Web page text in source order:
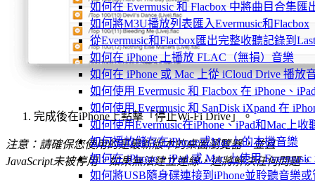
如何在 Evermusic 和 Flacbox 中將曲目合集
如何將M3U播放列表匯入Evermusic和Flacbox
從Evermusic和Flacbox匯出完整收聽記錄到
如何在 iPhone 上播放 FLAC（無損）音樂
如何在 iPhone 或 Mac 上從 iCloud Drive 播放
如何使用 Evermusic 和 Flacbox 在 iPhone、
如何使用 Evermusic 和 SanDisk iXpand 在
如何使用Evermusic在iPhone、iPad和Mac上收
如何播放儲存在iPhone或Mac上的本機音樂
如何在 iPhone、iPad 或 Mac 上使用
如何將USB隨身碟連接到iPhone並聆聽音樂
完成後在iPhone上點擊「停止Wi-Fi Drive」。
注意：請確保您使用的是最新版本的桌面瀏覽器，並且
JavaScript未被停用。如果無法建立連線，這將解決任何問題。